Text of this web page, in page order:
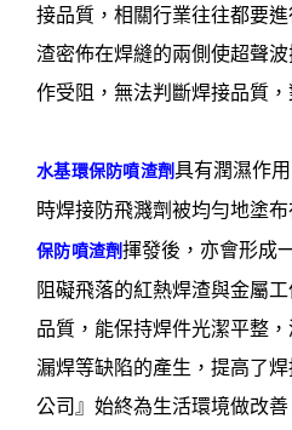
接品質，相關行業往往都要
渣密佈在焊縫的兩側使超聲
作受阻，無法判斷焊接品質
水基環保防噴渣劑具有潤濕作
時焊接防飛濺劑被均勻地塗
保防噴渣劑揮發後，亦會形成
阻礙飛落的紅熱焊渣與金屬
品質，能保持焊件光潔平整
漏焊等缺陷的產生，提高了
公司』始終為生活環境做改